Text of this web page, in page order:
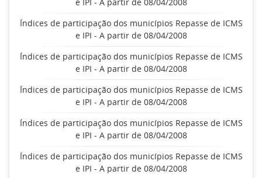
Índices de participação dos municípios Repasse de ICMS
e IPI - A partir de 08/04/2008
Índices de participação dos municípios Repasse de ICMS
e IPI - A partir de 08/04/2008
Índices de participação dos municípios Repasse de ICMS
e IPI - A partir de 08/04/2008
Índices de participação dos municípios Repasse de ICMS
e IPI - A partir de 08/04/2008
Índices de participação dos municípios Repasse de ICMS
e IPI - A partir de 08/04/2008